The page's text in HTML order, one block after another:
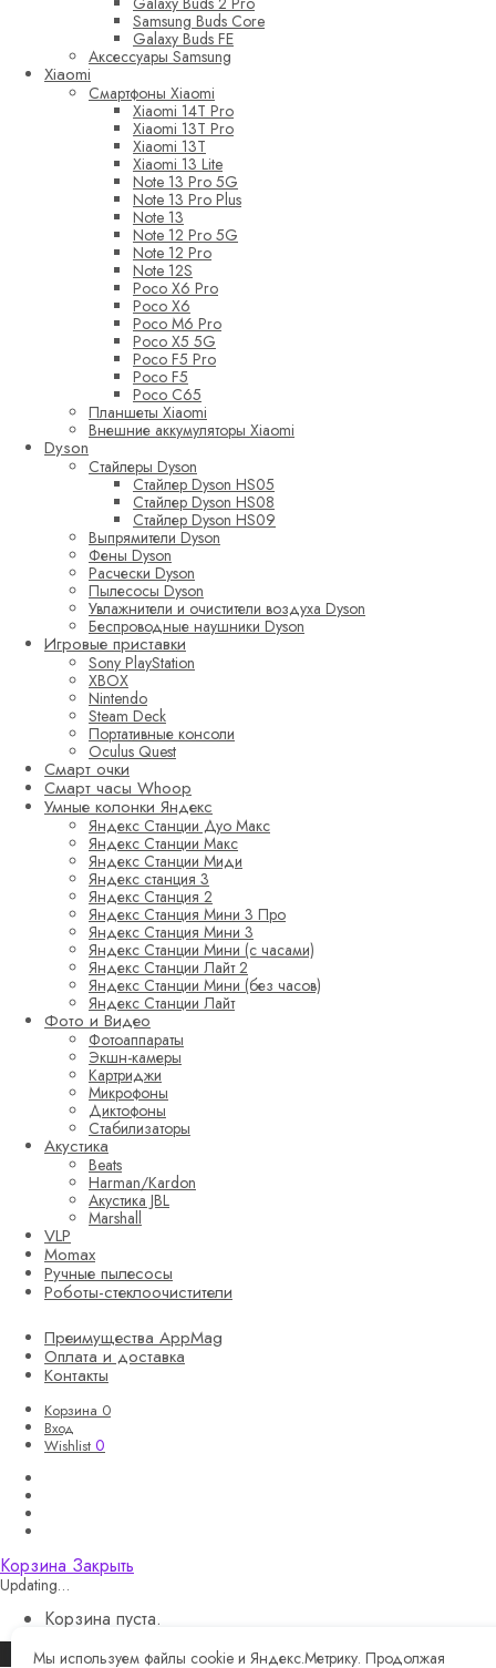
Samsung Buds Core
Galaxy Buds FE
Аксессуары Samsung
Xiaomi
Смартфоны Xiaomi
Xiaomi 14T Pro
Xiaomi 13T Pro
Xiaomi 13T
Xiaomi 13 Lite
Note 13 Pro 5G
Note 13 Pro Plus
Note 13
Note 12 Pro 5G
Note 12 Pro
Note 12S
Poco X6 Pro
Poco X6
Poco M6 Pro
Poco X5 5G
Poco F5 Pro
Poco F5
Poco C65
Планшеты Xiaomi
Внешние аккумуляторы Xiaomi
Dyson
Стайлеры Dyson
Стайлер Dyson HS05
Стайлер Dyson HS08
Стайлер Dyson HS09
Выпрямители Dyson
Фены Dyson
Расчески Dyson
Пылесосы Dyson
Увлажнители и очистители воздуха Dyson
Беспроводные наушники Dyson
Игровые приставки
Sony PlayStation
XBOX
Nintendo
Steam Deck
Портативные консоли
Oculus Quest
Смарт очки
Смарт часы Whoop
Умные колонки Яндекс
Яндекс Станции Дуо Макс
Яндекс Станции Макс
Яндекс Станции Миди
Яндекс станция 3
Яндекс Станция 2
Яндекс Станция Мини 3 Про
Яндекс Станция Мини 3
Яндекс Станции Мини (с часами)
Яндекс Станции Лайт 2
Яндекс Станции Мини (без часов)
Яндекс Станции Лайт
Фото и Видео
Фотоаппараты
Экшн-камеры
Картриджи
Микрофоны
Диктофоны
Стабилизаторы
Акустика
Beats
Harman/Kardon
Акустика JBL
Marshall
VLP
Momax
Ручные пылесосы
Роботы-стеклоочистители
Преимущества AppMag
Оплата и доставка
Контакты
Корзина 0
Вход
Wishlist 0
Корзина Закрыть
Updating…
Корзина пуста.
Продолжить покупки
Мы используем файлы cookie и Яндекс.Метрику. Продолжая